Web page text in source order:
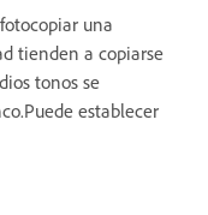
una
tienden a copiarse
tonos se
establecer